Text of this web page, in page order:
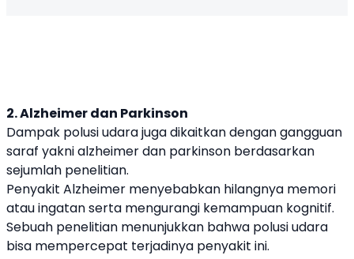
2. Alzheimer dan Parkinson
Dampak polusi udara juga dikaitkan dengan gangguan
saraf yakni alzheimer dan parkinson berdasarkan
sejumlah penelitian.
Penyakit Alzheimer menyebabkan hilangnya memori
atau ingatan serta mengurangi kemampuan kognitif.
Sebuah penelitian menunjukkan bahwa polusi udara
bisa mempercepat terjadinya penyakit ini.